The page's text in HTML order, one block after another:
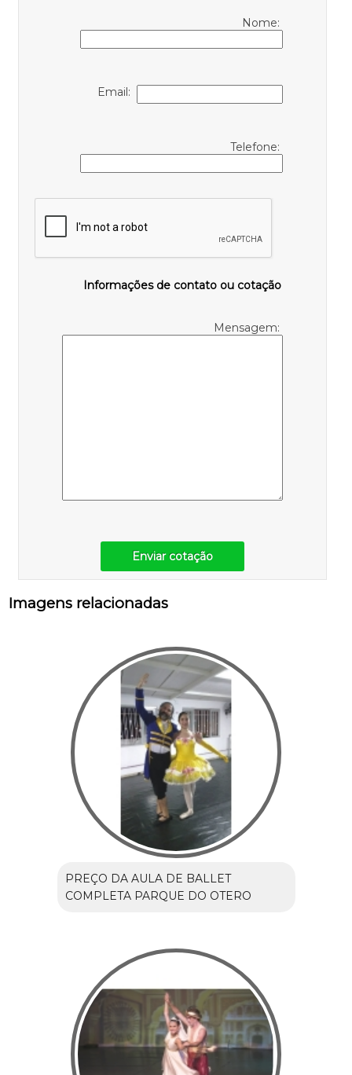
Nome:
Email:
Telefone:
Informações de contato ou cotação
Mensagem:
Enviar cotação
Imagens relacionadas
PREÇO DA AULA DE BALLET
COMPLETA PARQUE DO OTERO